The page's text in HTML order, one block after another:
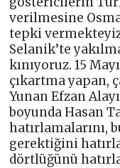
verilmesine
tepki
Selanik’te
kınıyoruz. 15
çıkartma yapan,
Yunan Efzan
boyunda Hasan
hatırlamalarını,
gerektiğini
dörtlüğünü